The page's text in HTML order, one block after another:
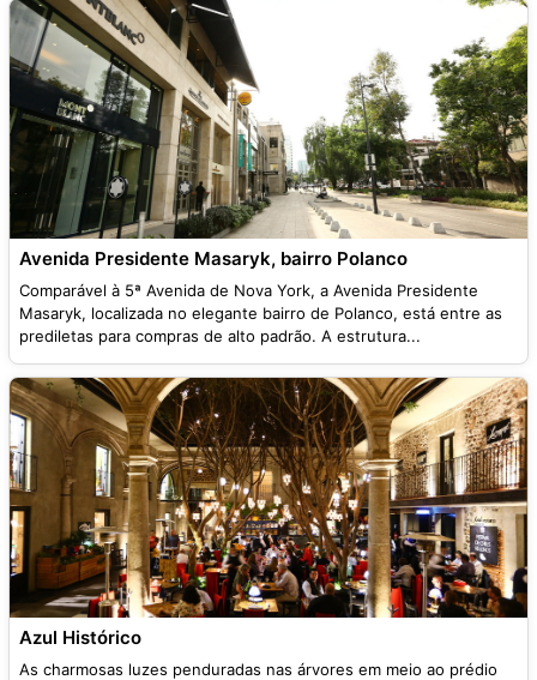
Avenida Presidente Masaryk, bairro Polanco
Comparável à 5ª Avenida de Nova York, a Avenida Presidente
Masaryk, localizada no elegante bairro de Polanco, está entre as
prediletas para compras de alto padrão. A estrutura...
Azul Histórico
As charmosas luzes penduradas nas árvores em meio ao prédio